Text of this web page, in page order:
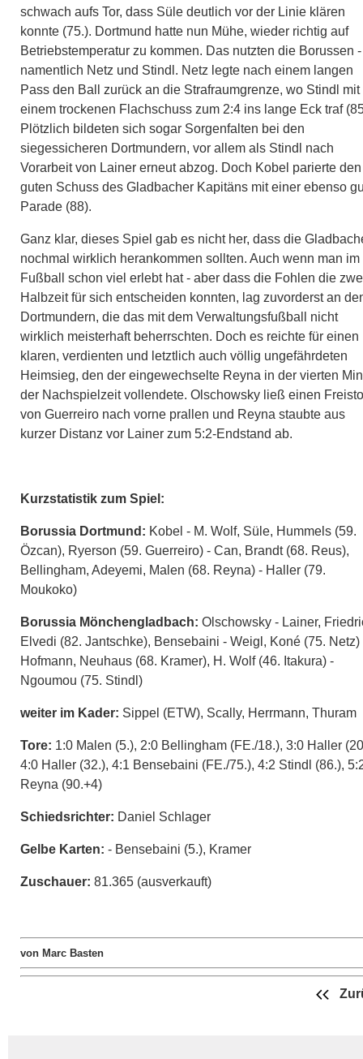
schwach aufs Tor, dass Süle deutlich vor der Linie klären
konnte (75.). Dortmund hatte nun Mühe, wieder richtig auf
Betriebstemperatur zu kommen. Das nutzten die Borussen -
namentlich Netz und Stindl. Netz legte nach einem langen
Pass den Ball zurück an die Strafraumgrenze, wo Stindl mit
einem trockenen Flachschuss zum 2:4 ins lange Eck traf
Plötzlich bildeten sich sogar Sorgenfalten bei den
siegessicheren Dortmundern, vor allem als Stindl nach
Vorarbeit von Lainer erneut abzog. Doch Kobel parierte den
guten Schuss des Gladbacher Kapitäns mit einer ebenso
Parade (88).
Ganz klar, dieses Spiel gab es nicht her, dass die
nochmal wirklich herankommen sollten. Auch wenn man im
Fußball schon viel erlebt hat - aber dass die Fohlen die
Halbzeit für sich entscheiden konnten, lag zuvorderst an
Dortmundern, die das mit dem Verwaltungsfußball nicht
wirklich meisterhaft beherrschten. Doch es reichte für einen
klaren, verdienten und letztlich auch völlig ungefährdeten
Heimsieg, den der eingewechselte Reyna in der vierten
der Nachspielzeit vollendete. Olschowsky ließ einen
von Guerreiro nach vorne prallen und Reyna staubte aus
kurzer Distanz vor Lainer zum 5:2-Endstand ab.
Kurzstatistik zum Spiel:
Borussia Dortmund: Kobel - M. Wolf, Süle, Hummels (59.
Özcan), Ryerson (59. Guerreiro) - Can, Brandt (68. Reus),
Bellingham, Adeyemi, Malen (68. Reyna) - Haller (79.
Moukoko)
Borussia Mönchengladbach: Olschowsky - Lainer,
Elvedi (82. Jantschke), Bensebaini - Weigl, Koné (75. Netz)
Hofmann, Neuhaus (68. Kramer), H. Wolf (46. Itakura) -
Ngoumou (75. Stindl)
weiter im Kader: Sippel (ETW), Scally, Herrmann, Thuram
Tore: 1:0 Malen (5.), 2:0 Bellingham (FE./18.), 3:0 Haller
4:0 Haller (32.), 4:1 Bensebaini (FE./75.), 4:2 Stindl (86.),
Reyna (90.+4)
Schiedsrichter: Daniel Schlager
Gelbe Karten: - Bensebaini (5.), Kramer
Zuschauer: 81.365 (ausverkauft)
von Marc Basten